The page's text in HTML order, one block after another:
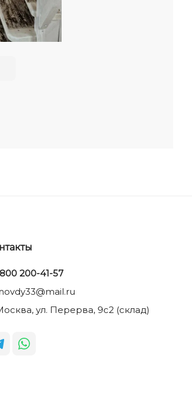
200-41-57
ул. Перерва, 9с2 (склад)